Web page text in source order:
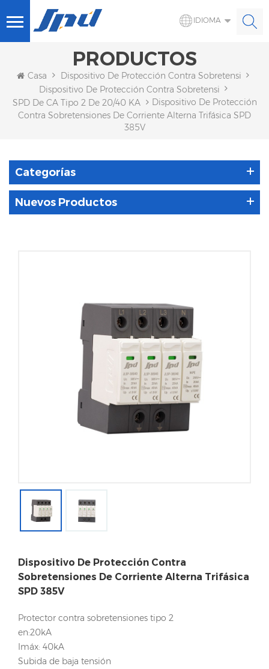
IDIOMA
PRODUCTOS
Casa
Dispositivo De Protección Contra Sobretensiones
Dispositivo De Protección Contra Sobretensiones De CA
SPD De CA Tipo 2 De 20/40 KA
Dispositivo De Protección
Contra Sobretensiones De Corriente Alterna Trifásica SPD
385V
Categorías
Nuevos Productos
Dispositivo De Protección Contra
Sobretensiones De Corriente Alterna Trifásica
SPD 385V
Protector contra sobretensiones tipo 2
en:20kA
Imáx: 40kA
Subida de baja tensión